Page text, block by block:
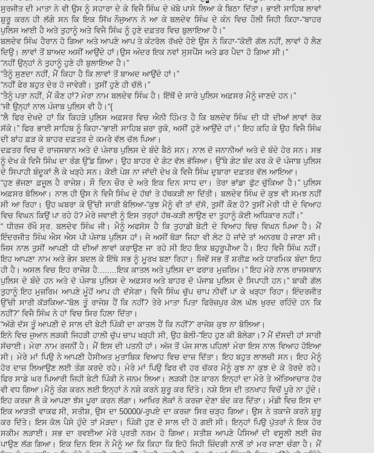
ਸੁਰਜੀਤ ਦੀ ਮਾਤਾ ਨੇ ਵੀ ਉਸ ਨੂੰ ਸਹਾਰਾ ਦੇ ਕੇ ਵਿਜੈ ਸਿੰਘ ਦੇ ਖੱਬੇ ਪਾਸੇ ਲਿਆ ਕੇ ਬਿਠਾ ਦਿੱਤਾ। ਭਾਈ ਸਾਹਿਬ ਲਾਵਾਂ
ਸ਼ੁਰੂ ਕਰਨ ਹੀ ਲੱਗੇ ਸਨ ਕਿ ਇਕ ਸਿੱਖ ਨੌਜੁਆਨ ਨੇ ਆ ਕੇ ਬਲਦੇਵ ਸਿੰਘ ਦੇ ਕੰਨ ਵਿਚ ਹੌਲੀ ਜਿਹੀ ਕਿਹਾ-“ਬਾਹਰ
ਪੁਲਿਸ ਆਈ ਹੈ ਅਤੇ ਤੁਹਾਨੂੰ ਅਤੇ ਵਿਜੈ ਸਿੰਘ ਨੂੰ ਹੁਣੇ ਦਫ਼ਤਰ ਵਿਚ ਬੁਲਾਇਆ ਹੈ।”
ਬਲਦੇਵ ਸਿੰਘ ਹੈਰਾਨ ਹੋ ਗਿਆ ਅਤੇ ਆਪਣੇ ਆਪ ਤੇ ਕੰਟਰੋਲ ਰੱਖਦੇ ਹੋਏ ਉਸ ਨੇ ਕਿਹਾ-“ਕੋਈ ਗੱਲ ਨਹੀਂ, ਲਾਵਾਂ ਹੋ ਲੈਣ
ਦਿਉ। ਲਾਵਾਂ ਤੋਂ ਬਾਅਦ ਅਸੀਂ ਆਉਂਦੇ ਹਾਂ।ਉਸ ਅੰਦਰ ਇਕ ਨਵਾਂ ਸੁਸਪੈਂਸ ਅਤੇ ਡਰ ਪੈਦਾ ਹੋ ਗਿਆ ਸੀ।”
“ਨਹੀਂ ਉਨ੍ਹਾਂ ਨੇ ਤੁਹਾਨੂੰ ਹੁਣੇ ਹੀ ਬੁਲਾਇਆ ਹੈ।”
“ਤੈਨੂੰ ਸੁਣਦਾ ਨਹੀਂ, ਮੈਂ ਕਿਹਾ ਹੈ ਕਿ ਲਾਵਾਂ ਤੋਂ ਬਾਅਦ ਆਉਂਦੇ ਹਾਂ।”
“ਨਹੀਂ ਫੇਰ ਬਹੁਤ ਦੇਰ ਹੋ ਜਾਵੇਗੀ। ਤੁਸੀਂ ਹੁਣੇ ਹੀ ਚੱਲੋ।”
“ਤੈਨੂੰ ਪਤਾ ਨਹੀਂ, ਮੈਂ ਕੌਣ ਹਾਂ? ਮੇਰਾ ਨਾਮ ਬਲਦੇਵ ਸਿੰਘ ਹੈ। ਇੱਥੋਂ ਦੇ ਸਾਰੇ ਪੁਲਿਸ ਅਫ਼ਸਰ ਮੈਨੂੰ ਜਾਣਦੇ ਹਨ।”
“ਜੀ ਉਨ੍ਹਾਂ ਨਾਲ ਪੰਜਾਬ ਪੁਲਿਸ ਵੀ ਹੈ।“{
“ਲੈ ਫਿਰ ਦੇਖਦੇ ਹਾਂ ਕਿ ਕਿਹੜੇ ਪੁਲਿਸ ਅਫ਼ਸਰ ਵਿਚ ਐਨੀ ਹਿੰਮਤ ਹੈ ਕਿ ਬਲਦੇਵ ਸਿੰਘ ਦੀ ਧੀ ਦੀਆਂ ਲਾਵਾਂ ਰੋਕ
ਸੱਕੇ।” ਫਿਰ ਭਾਈ ਸਾਹਿਬ ਨੂੰ ਕਿਹਾ-“ਭਾਈ ਸਾਹਿਬ ਜ਼ਰਾ ਰੁਕੋ, ਅਸੀਂ ਹੁਣੇ ਆਉਂਦੇ ਹਾਂ।” ਇਹ ਕਹਿ ਕੇ ਉਹ ਵਿਜੈ ਸਿੰਘ
ਦੀ ਬਾਂਹ ਫ਼ੜ ਕੇ ਬਾਹਰ ਦਫ਼ਤਰ ਦੇ ਕਮਰੇ ਵੱਲ ਚੱਲ ਪਿਆ।
ਦਫ਼ਤਰ ਵਿਚ ਦੋ ਰਾਜਸਥਾਨ ਅਤੇ ਦੋ ਪੰਜਾਬ ਪੁਲਿਸ ਦੇ ਬੰਦੇ ਬੈਠੇ ਸਨ। ਨਾਲ ਦੋ ਜਨਾਨੀਆਂ ਅਤੇ ਦੋ ਬੰਦੇ ਹੋਰ ਸਨ। ਸਭ
ਨੂੰ ਦੇਖ ਕੇ ਵਿਜੈ ਸਿੰਘ ਦਾ ਰੰਗ ਉੱਡ ਗਿਆ। ਉਹ ਬਾਹਰ ਦੇ ਗੇਟ ਵੱਲ ਭੱਜਿਆ। ਉੱਥੇ ਗੇਟ ਬੰਦ ਕਰ ਕੇ ਦੋ ਪੰਜਾਬ ਪੁਲਿਸ
ਦੇ ਸਿਪਾਹੀ ਬੰਦੂਕਾਂ ਲੈ ਕੇ ਖੜ੍ਹੇ ਸਨ। ਕੋਈ ਪੇਸ਼ ਨਾ ਜਾਂਦੀ ਦੇਖ ਕੇ ਵਿਜੈ ਸਿੰਘ ਦੁਬਾਰਾ ਦਫ਼ਤਰ ਵੱਲ ਆਇਆ।
“ਹੁਣ ਭੱਜਣਾ ਫ਼ਜੂਲ ਹੈ ਰਾਜੇਸ਼। ਸੌ ਦਿਨ ਚੌਰ ਦੇ ਅਤੇ ਇਕ ਦਿਨ ਸਾਧ ਦਾ। ਤੇਰਾ ਭਾਂਡਾ ਫੁੱਟ ਚੁੱਕਿਆ ਹੈ।” ਪੁਲਿਸ
ਅਫ਼ਸਰ ਬੋਲਿਆ। ਨਾਲ ਹੀ ਉਸ ਨੇ ਵਿਜੈ ਸਿੰਘ ਦੇ ਹੱਥਾਂ ਤੇ ਹੱਥਕੜੀ ਲਾ ਦਿੱਤੀ। ਬਲਦੇਵ ਸਿੰਘ ਦੇ ਕੁਝ ਵੀ ਸਮਝ ਨਹੀਂ
ਸੀ ਆ ਰਿਹਾ। ਉਹ ਘਬਰਾ ਕੇ ਉੱਚੀ ਸਾਰੀ ਬੋਲਿਆ-“ਕੁਝ ਮੈਨੂੰ ਵੀ ਤਾਂ ਦੱਸੋ, ਤੁਸੀਂ ਕੌਣ ਹੋ? ਤੁਸੀਂ ਮੇਰੀ ਧੀ ਦੇ ਵਿਆਹ
ਵਿਚ ਵਿਘਨ ਕਿਉਂ ਪਾ ਰਹੇ ਹੋ? ਮੇਰੇ ਜਵਾਈ ਨੂੰ ਇਸ ਤਰ੍ਹਾਂ ਹੱਥ-ਕੜੀ ਲਾਉਣ ਦਾ ਤੁਹਾਨੂੰ ਕੋਈ ਅਧਿਕਾਰ ਨਹੀਂ।”
“ ਧੀਰਜ ਰੱਖੌ ਸ੍ਰ. ਬਲਦੇਵ ਸਿੰਘ ਜੀ। ਮੈਨੂੰ ਅਫਸੋਸ ਹੈ ਕਿ ਤੁਹਾਡੀ ਬੇਟੀ ਦੇ ਵਿਆਹ ਵਿਚ ਵਿਘਨ ਪਿਆ ਹੈ। ਮੈਂ
ਇੰਦਰਜੀਤ ਸਿੰਘ ਐਸ ਐਸ ਪੀ ਪੰਜਾਬ ਪੁਲਿਸ ਹਾਂ। ਜੇ ਅਸੀਂ ਥੋੜਾ ਜਿਹਾ ਵੀ ਲੇਟ ਹੋ ਜਾਂਦੇ ਤਾਂ ਅਨਰਥ ਹੋ ਜਾਣਾ ਸੀ।
ਜਿਸ ਨਾਲ ਤੁਸੀਂ ਆਪਣੀ ਧੀ ਦੀਆਂ ਲਾਵਾਂ ਕਰਾਉਣ ਜਾ ਰਹੇ ਸੀ ਇਹ ਇਕ ਬਹੁਰੂਪੀਆ ਹੈ। ਇਹ ਵਿਜੈ ਸਿੰਘ ਨਹੀਂ।
ਇਹ ਆਪਣਾ ਨਾਮ ਅਤੇ ਭੇਸ ਬਦਲ ਕੇ ਇੱਥੇ ਸਭ ਨੂੰ ਮੂਰਖ ਬਣਾ ਰਿਹਾ। ਜਿਵੇਂ ਸਭ ਤੋਂ ਸ਼ਰੀਫ਼ ਅਤੇ ਧਾਰਮਿਕ ਬੰਦਾ ਇਹ
ਹੀ ਹੈ। ਅਸਲ ਵਿਚ ਇਹ ਰਾਜੇਸ਼ ਹੈ........ਇਕ ਕਾਤਲ ਅਤੇ ਪੁਲਿਸ ਦਾ ਫਰਾਰ ਮੁਜ਼ਰਿਮ।” ਇਹ ਮੇਰੇ ਨਾਲ ਰਾਜਸਥਾਨ
ਪੁਲਿਸ ਦੇ ਬੰਦੇ ਹਨ ਅਤੇ ਦੋ ਪੰਜਾਬ ਪੁਲਿਸ ਦੇ ਅਫ਼ਸਰ ਅਤੇ ਬਾਹਰ ਦੋ ਪੰਜਾਬ ਪੁਲਿਸ ਦੇ ਸਿਪਾਹੀ ਹਨ।” ਬਾਕੀ ਗੱਲ
ਤੁਹਾਨੂੰ ਇਹ ਮੁਜ਼ਰਿਮ ਆਪਣੇ ਮੂੰਹੋਂ ਆਪ ਹੀ ਦੱਸੇਗਾ। ਵਿਜੈ ਸਿੰਘ ਚੁੱਪ ਚਾਪ ਨੀਵੀਂ ਪਾ ਕੇ ਖੜ੍ਹਾ ਰਿਹਾ। ਇੰਦਰਜੀਤ
ਉੱਚੀ ਸਾਰੀ ਕੱੜਕਿਆ-“ਬੋਲ ਤੂੰ ਰਾਜੇਸ਼ ਹੈਂ ਕਿ ਨਹੀਂ? ਤੇਰੇ ਮਾਤਾ ਪਿਤਾ ਫਿਰੋਜ਼ਪੁਰ ਕੋਲ ਘੱਲ ਖੁਰਦ ਰਹਿੰਦੇ ਹਨ ਕਿ
ਨਹੀਂ?” ਵਿਜੈ ਸਿੰਘ ਨੇ ਹਾਂ ਵਿਚ ਸਿਰ ਹਿਲਾ ਦਿੱਤਾ।
“ਅੱਗੇ ਦੱਸ ਤੂੰ ਆਪਣੀ ਦੋ ਸਾਲ ਦੀ ਬੇਟੀ ਪਿੰਕੀ ਦਾ ਕਾਤਲ ਹੈਂ ਕਿ ਨਹੀਂ?” ਰਾਜੇਸ਼ ਕੁਝ ਨਾ ਬੋਲਿਆ।
ਇਨੇ ਵਿਚ ਜੁਆਨ ਲੜਕੀ ਜਿਹੜੀ ਹਾਲੀ ਚੁੱਪ ਚਾਪ ਖੜ੍ਹੀ ਸੀ, ਉਹ ਬੋਲੀ-“ਇਹ ਹੁਣ ਕੀ ਬੋਲੇਗਾ।? ਮੈਂ ਦੱਸਦੀ ਹਾਂ ਸਾਰੀ
ਸੱਚਾਈ। ਮੇਰਾ ਨਾਮ ਰਜਨੀਂ ਹੈ। ਮੈਂ ਇਸ ਦੀ ਪਤਨੀ ਹਾਂ। ਅੱਜ ਤੋਂ ਪੰਜ ਸਾਲ ਪਹਿਲਾਂ ਮੇਰਾ ਇਸ ਨਾਲ ਵਿਆਹ ਹੋਇਆ
ਸੀ। ਮੇਰੇ ਮਾਂ ਪਿਉ ਨੇ ਆਪਣੀ ਹੈਸੀਅਤ ਮੁਤਾਬਿਕ ਵਿਆਹ ਵਿਚ ਦਾਜ਼ ਦਿੱਤਾ। ਇਹ ਬਹੁਤ ਲਾਲਚੀ ਸਨ। ਇਹ ਮੈਨੂੰ
ਹੋਰ ਦਾਜ਼ ਲਿਆਉਣ ਲਈ ਤੰਗ ਕਰਦੇ ਰਹੇ। ਮੇਰੇ ਮਾਂ ਪਿਉ ਫਿਰ ਵੀ ਹਰ ਚੱਕਰ ਮੈਨੂੰ ਕੁਝ ਨਾ ਕੁਝ ਦੇ ਕੇ ਤੋਰਦੇ ਰਹੇ।
ਫਿਰ ਸਾਡੇ ਘਰ ਪਿਆਰੀ ਜਿਹੀ ਬੇਟੀ ਪਿੰਕੀ ਨੇ ਜਨਮ ਲਿਆ। ਲੜਕੀ ਹੋਣ ਕਾਰਨ ਇਨ੍ਹਾਂ ਦਾ ਮੇਰੇ ਤੇ ਅੱਤਿਆਚਾਰ ਹੋਰ
ਵੀ ਵਧ ਗਿਆ।ਮੈਨੂੰ ਤੰਗ ਕਰਨ ਲਈ ਇਨ੍ਹਾਂ ਨੇ ਨਸ਼ੇ ਕਰਨੇ ਸ਼ੁਰੂ ਕਰ ਦਿੱਤੇ। ਨਸ਼ੇ ਇਸ ਦੀ ਤਨਖਾਹ ਵਿਚੋਂ ਪੂਰੇ ਨਾ ਹੁੰਦੇ।
ਇਹ ਕਰਜ਼ਾ ਲੈ ਕੇ ਆਪਣਾ ਝੱਸ ਪੂਰਾ ਕਰਨ ਲੱਗਾ। ਆਖਿਰ ਲੋਕਾਂ ਨੇ ਕਰਜ਼ਾ ਦੇਣਾ ਬੰਦ ਕਰ ਦਿੱਤਾ। ਮੰਡੀ ਵਿਚ ਇਸ ਦਾ
ਇਕ ਆੜਤੀ ਵਾਕਫ ਸੀ, ਸਤੀਸ਼, ਉਸ ਦਾ 50000/-ਰੁਪਏ ਦਾ ਕਰਜ਼ਾ ਸਿਰ ਚੜ੍ਹ ਗਿਆ। ਉਸ ਨੇ ਤਕਾਜੇ ਕਰਨੇ ਸ਼ੁਰੂ
ਕਰ ਦਿੱਤੇ। ਇਸ ਕੋਲ ਪੈਸੇ ਹੁੰਦੇ ਤਾਂ ਮੋੜਦਾ। ਪਿੰਕੀ ਹੁਣ ਦੋ ਸਾਲ ਦੀ ਹੋ ਗਈ ਸੀ। ਇਨ੍ਹਾਂ ਪਿਉ ਪੁੱਤਰਾਂ ਨੇ ਇਕ ਹੋਰ
ਸਕੀਮ ਲੜਾਈ। ਸਭ ਦਾ ਰਵਈਆ ਮੇਰੇ ਪ੍ਰਤੀ ਨਰਮ ਹੋ ਗਿਆ। ਸਤੀਸ਼ ਆਪਣੇ ਪੈਸਿਆਂ ਦੀ ਵਸੂਲੀ ਲਈ ਜ਼ੋਰ
ਪਾਉਣ ਲੱਗ ਗਿਆ। ਇਕ ਦਿਨ ਇਸ ਨੇ ਮੈਨੂੰ ਆ ਕਿ ਕਿਹਾ ਕਿ ਇਹੋ ਜਿਹੀ ਜ਼ਿੰਦਗੀ ਨਾਲੋਂ ਤਾਂ ਮਰ ਜਾਣਾ ਚੰਗਾ ਹੈ। ਮੈਂ